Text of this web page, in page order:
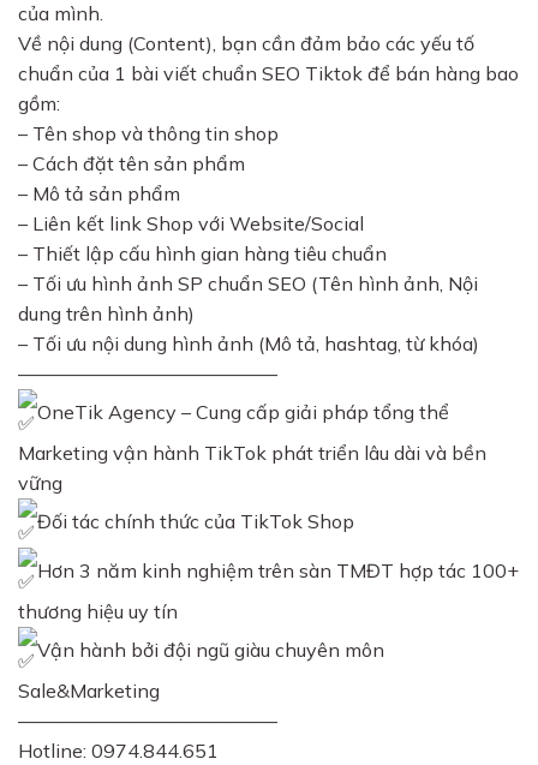
của mình.
Về nội dung (Content), bạn cần đảm bảo các yếu tố
chuẩn của 1 bài viết chuẩn SEO Tiktok để bán hàng bao
gồm:
– Tên shop và thông tin shop
– Cách đặt tên sản phẩm
– Mô tả sản phẩm
– Liên kết link Shop với Website/Social
– Thiết lập cấu hình gian hàng tiêu chuẩn
– Tối ưu hình ảnh SP chuẩn SEO (Tên hình ảnh, Nội
dung trên hình ảnh)
– Tối ưu nội dung hình ảnh (Mô tả, hashtag, từ khóa)
—————————————–
OneTik Agency – Cung cấp giải pháp tổng thể
Marketing vận hành TikTok phát triển lâu dài và bền
vững
Đối tác chính thức của TikTok Shop
Hơn 3 năm kinh nghiệm trên sàn TMĐT hợp tác 100+
thương hiệu uy tín
Vận hành bởi đội ngũ giàu chuyên môn
Sale&Marketing
—————————————–
Hotline: 0974.844.651